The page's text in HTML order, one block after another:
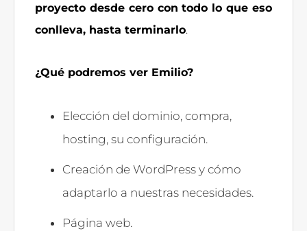
proyecto desde cero con todo lo que eso
conlleva, hasta terminarlo.
¿Qué podremos ver Emilio?
Elección del dominio, compra,
hosting, su configuración.
Creación de WordPress y cómo
adaptarlo a nuestras necesidades.
Página web.